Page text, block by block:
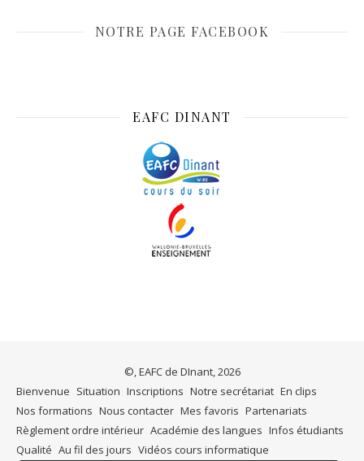
NOTRE PAGE FACEBOOK
EAFC DINANT
©, EAFC de DInant, 2026
Bienvenue Situation Inscriptions Notre secrétariat En clips
Nos formations Nous contacter Mes favoris Partenariats
Règlement ordre intérieur Académie des langues Infos étudiants
Qualité Au fil des jours Vidéos cours informatique